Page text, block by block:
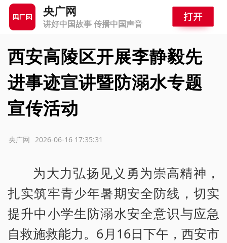
央广网
讲好中国故事 传播中国声音
西安高陵区开展李静毅先
进事迹宣讲暨防溺水专题
宣传活动
2026-06-16 17:35:31
央广网
为大力弘扬见义勇为崇高精神，
扎实筑牢青少年暑期安全防线，切实
提升中小学生防溺水安全意识与应急
自救施救能力。6月16日下午，西安市